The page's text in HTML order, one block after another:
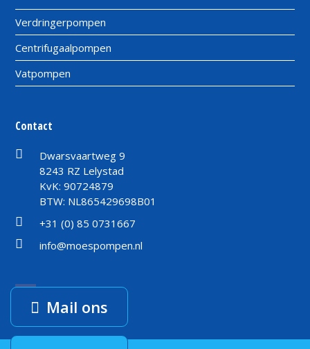
Mail ons
Verdringerpompen
Centrifugaalpompen
Vatpompen
Contact
Dwarsvaartweg 9
8243 RZ Lelystad
KvK: 90724879
BTW: NL865429698B01
+31 (0) 85 0731667
info@moespompen.nl